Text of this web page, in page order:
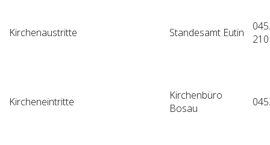
Kirchenaustritte Standesamt Eutin
210
Kircheneintritte
Kirchenbüro
Bosau